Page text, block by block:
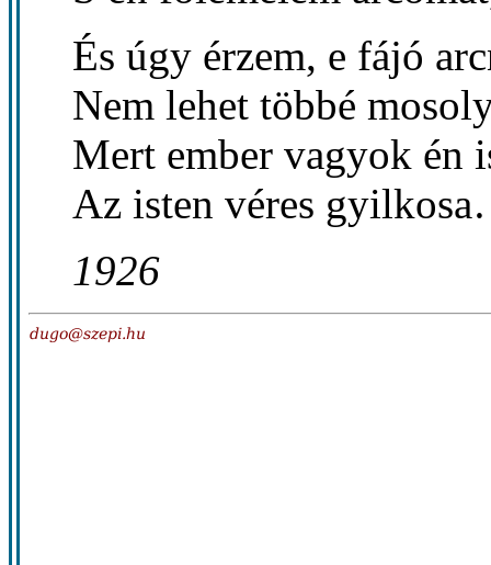
És úgy érzem, e fájó
Nem lehet többé
Mert ember vagyok én
Az isten véres
1926